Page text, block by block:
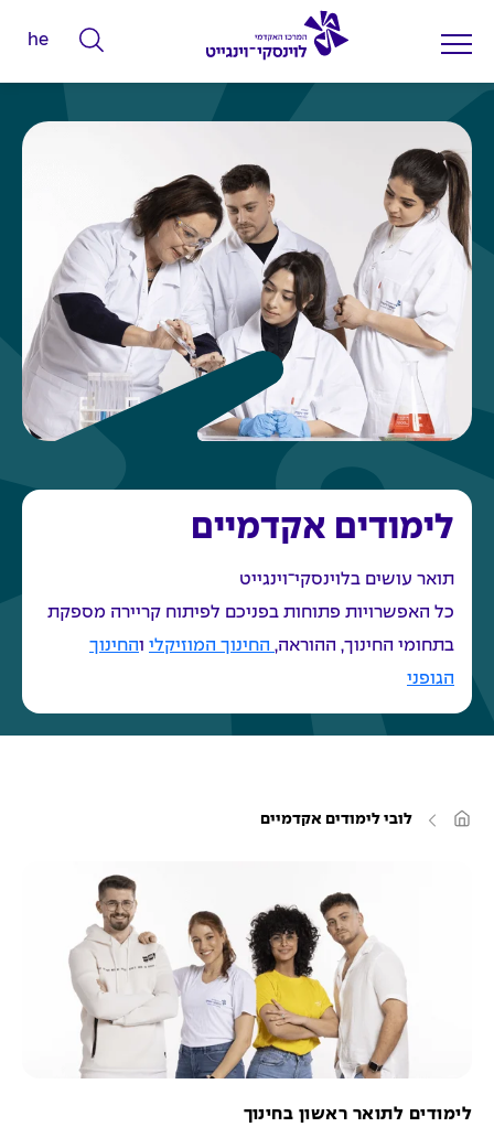
ה
ק
ל
י
ם
ח
י
פ
he
לימודים אקדמיים
תואר עושים בלוינסקי־וינגייט
כל האפשרויות פתוחות בפניכם לפיתוח קריירה מספקת
בתחומי החינוך, ההוראה, החינוך המוזיקלי והחינוך
הגופני
ע
מ
לובי לימודים אקדמיים
לימודים לתואר ראשון בחינוך